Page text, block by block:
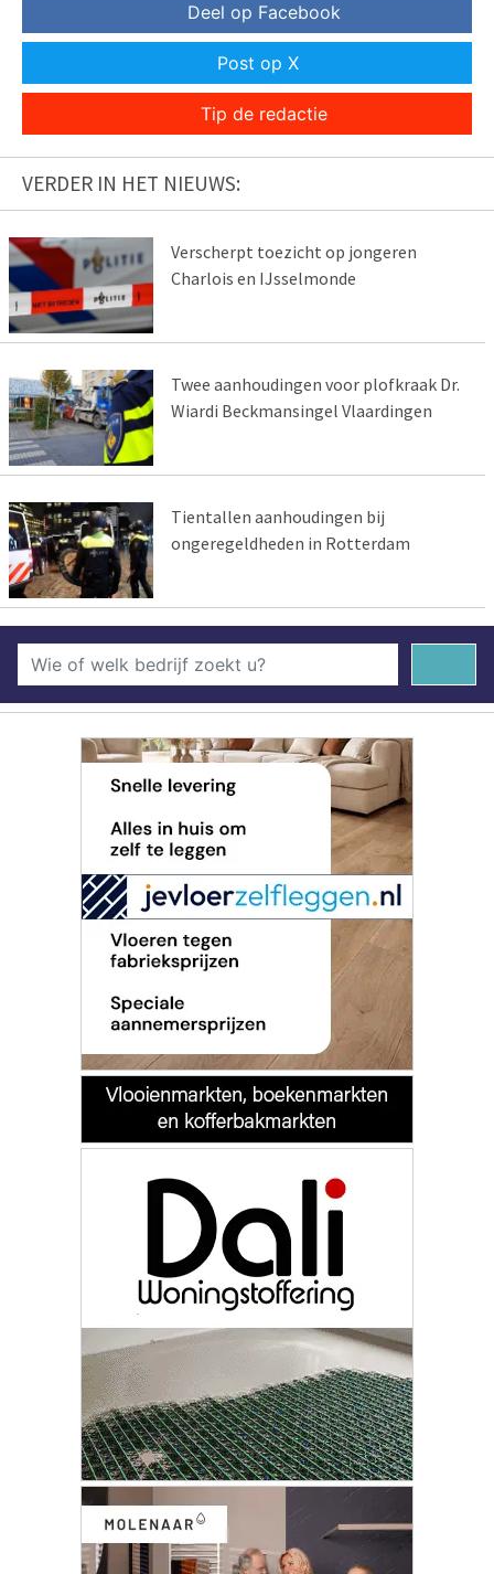
Deel op Facebook
Post op X
Tip de redactie
VERDER IN HET NIEUWS:
Verscherpt toezicht op jongeren
Charlois en IJsselmonde
Twee aanhoudingen voor plofkraak Dr.
Wiardi Beckmansingel Vlaardingen
Tientallen aanhoudingen bij
ongeregeldheden in Rotterdam